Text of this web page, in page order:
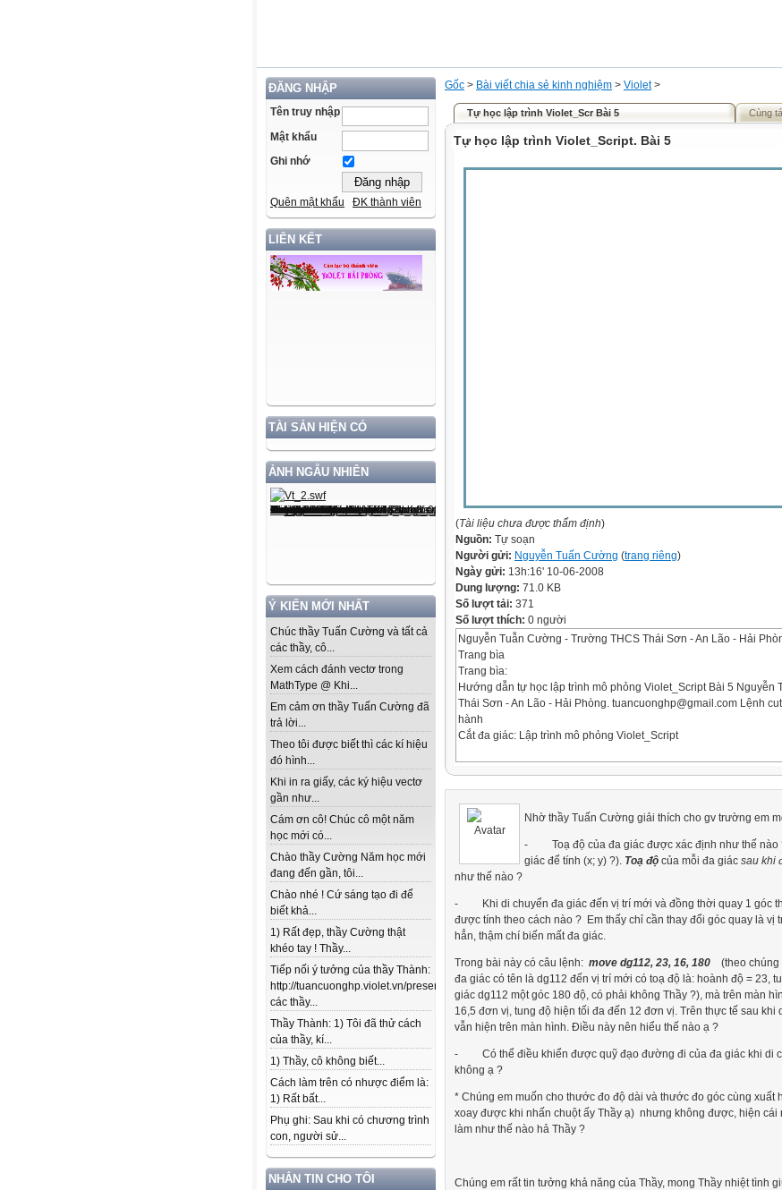
ĐĂNG NHẬP
Tên truy nhập
Mật khẩu
Ghi nhớ
Quên mật khẩu ĐK thành viên
LIÊN KẾT
TÀI SẢN HIỆN CÓ
ẢNH NGẪU NHIÊN
Ý KIẾN MỚI NHẤT
Chúc thầy Tuấn Cường và tất cả
các thầy, cô...
Xem cách đánh vectơ trong
MathType @ Khi...
Em cảm ơn thầy Tuấn Cường đã
trả lời...
Theo tôi được biết thì các kí hiệu
đó hình...
Khi in ra giấy, các ký hiệu vectơ
gần như...
Cám ơn cô! Chúc cô một năm
học mới có...
Chào thầy Cường Năm học mới
đang đến gần, tôi...
Chào nhé ! Cứ sáng tạo đi để
biết khả...
1) Rất đẹp, thầy Cường thật
khéo tay ! Thầy...
Tiếp nối ý tưởng của thầy Thành:
http://tuancuonghp.violet.vn/present/show/entry_id/10207719/cm_id/3030368#3030368,
các thầy...
Thầy Thành: 1) Tôi đã thử cách
của thầy, kí...
1) Thầy, cô không biết...
Cách làm trên có nhược điểm là:
1) Rất bất...
Phụ ghi: Sau khi có chương trình
con, người sử...
NHẮN TIN CHO TÔI
Gốc > Bài viết chia sẻ kinh nghiệm > Violet>
Tự học lập trình Violet_Scr Bài 5 Cùng
Tự học lập trình Violet_Script. Bài 5
(Tài liệu chưa được thẩm định)
Nguồn: Tự soạn
Người gửi: Nguyễn Tuấn Cường (trang riêng)
Ngày gửi: 13h:16' 10-06-2008
Dung lượng: 71.0 KB
Số lượt tải: 371
Số lượt thích: 0 người
Nguyễn Tuẫn Cường - Trường THCS Thái Sơn - An Lão - Hải
Trang bìa
Trang bìa:
Hướng dẫn tự học lập trình mô phỏng Violet_Script Bài 5 Nguyễn
Thái Sơn - An Lão - Hải Phòng. tuancuonghp@gmail.com Lệnh
hành
Cắt đa giác: Lập trình mô phỏng Violet_Script
Nhờ thầy Tuấn Cường giải thích cho gv trường em
-
Toạ độ của đa giác được xác định như thế
giác để tính (x; y) ?). Toạ độ của mỗi đa giác sau khi
như thế nào ?
- Khi di chuyển đa giác đến vị trí mới và đồng thời quay 1 góc
được tính theo cách nào ? Em thấy chỉ cần thay đổi góc quay là vị
hẳn, thậm chí biến mất đa giác.
Trong bài này có câu lệnh: move dg112, 23, 16, 180 (theo chúng
đa giác có tên là dg112 đến vị trí mới có toạ độ là: hoành độ = 23,
giác dg112 một góc 180 độ, có phải không Thầy ?), mà trên màn
16,5 đơn vị, tung độ hiện tối đa đến 12 đơn vị. Trên thực tế sau khi
vẫn hiện trên màn hình. Điều này nên hiểu thế nào ạ ?
-
Có thể điều khiển được quỹ đạo đường đi của đa giác khi di
không ạ ?
* Chúng em muốn cho thước đo độ dài và thước đo góc cùng xuất
xoay được khi nhấn chuột ấy Thầy ạ) nhưng không được, hiện cái
làm như thế nào hả Thầy ?
Chúng em rất tin tưởng khả năng của Thầy, mong Thầy nhiệt tình